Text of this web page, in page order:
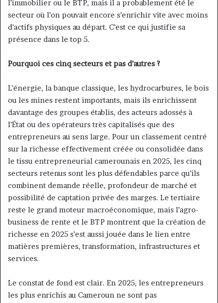
l’immobilier ou le BTP, mais il a probablement été le
secteur où l’on pouvait encore s’enrichir vite avec moins
d’actifs physiques au départ. C’est ce qui justifie sa
présence dans le top 5.
Pourquoi ces cinq secteurs et pas d’autres ?
L’énergie, la banque classique, les hydrocarbures, le bois
ou les mines restent importants, mais ils enrichissent
davantage des groupes établis, des acteurs adossés à
l’État ou des opérateurs très capitalisés que des
entrepreneurs au sens large. Pour un classement centré
sur la richesse effectivement créée ou consolidée dans
le tissu entrepreneurial camerounais en 2025, les cinq
secteurs retenus sont les plus défendables parce qu’ils
combinent demande réelle, profondeur de marché et
possibilité de captation privée des marges. Le tertiaire
reste le grand moteur macroéconomique, mais l’agro-
business de rente et le BTP montrent que la création de
richesse en 2025 s’est aussi jouée dans le lien entre
matières premières, transformation, infrastructures et
services.
Le constat de fond est clair. En 2025, les entrepreneurs
les plus enrichis au Cameroun ne sont pas